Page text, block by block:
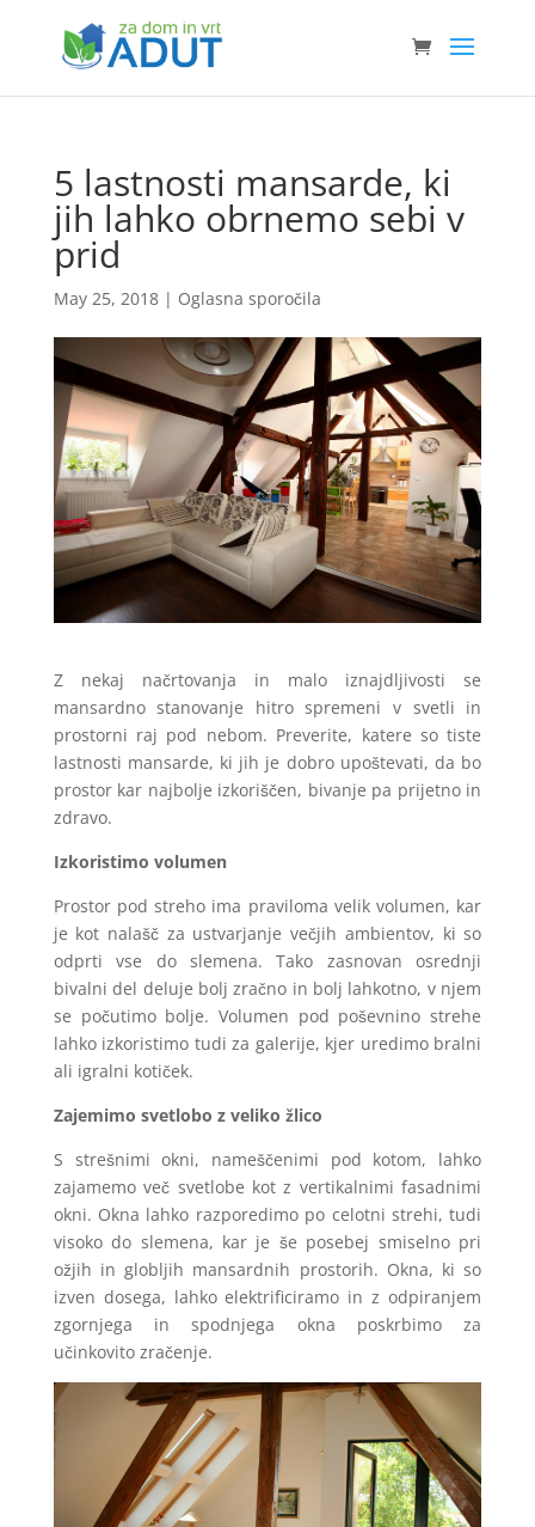
5 lastnosti mansarde, ki
jih lahko obrnemo sebi v
prid
May 25, 2018| Oglasna sporočila
Z nekaj načrtovanja in malo iznajdljivosti se
mansardno stanovanje hitro spremeni v svetli in
prostorni raj pod nebom. Preverite, katere so tiste
lastnosti mansarde, ki jih je dobro upoštevati, da bo
prostor kar najbolje izkoriščen, bivanje pa prijetno in
zdravo.
Izkoristimo volumen
Prostor pod streho ima praviloma velik volumen, kar
je kot nalašč za ustvarjanje večjih ambientov, ki so
odprti vse do slemena. Tako zasnovan osrednji
bivalni del deluje bolj zračno in bolj lahkotno, v njem
se počutimo bolje. Volumen pod poševnino strehe
lahko izkoristimo tudi za galerije, kjer uredimo bralni
ali igralni kotiček.
Zajemimo svetlobo z veliko žlico
S strešnimi okni, nameščenimi pod kotom, lahko
zajamemo več svetlobe kot z vertikalnimi fasadnimi
okni. Okna lahko razporedimo po celotni strehi, tudi
visoko do slemena, kar je še posebej smiselno pri
ožjih in globljih mansardnih prostorih. Okna, ki so
izven dosega, lahko elektrificiramo in z odpiranjem
zgornjega in spodnjega okna poskrbimo za
učinkovito zračenje.